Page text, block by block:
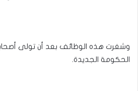
وشغرت هذه الوظائف بعد أن تولى
الحكومة الجديدة.